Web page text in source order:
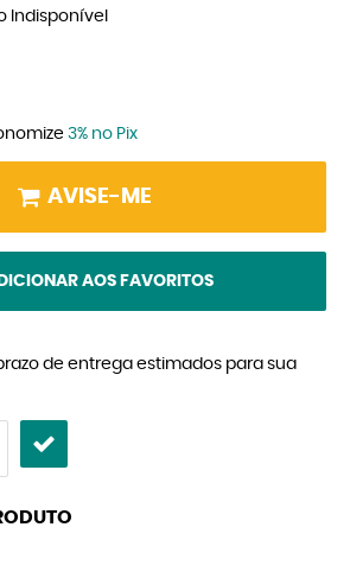
Indisponível
3% no Pix
AVISE-ME
AOS FAVORITOS
de entrega estimados para sua